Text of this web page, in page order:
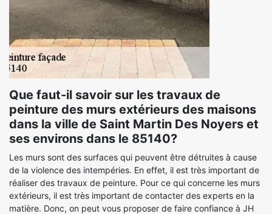
Que faut-il savoir sur les travaux de
peinture des murs extérieurs des maisons
dans la ville de Saint Martin Des Noyers et
ses environs dans le 85140?
Les murs sont des surfaces qui peuvent être détruites à cause
de la violence des intempéries. En effet, il est très important de
réaliser des travaux de peinture. Pour ce qui concerne les murs
extérieurs, il est très important de contacter des experts en la
matière. Donc, on peut vous proposer de faire confiance à JH